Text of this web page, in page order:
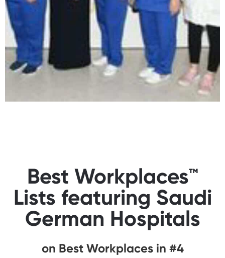
Best Workplaces™
Lists featuring Saudi
German Hospitals
#4 on Best Workplaces in